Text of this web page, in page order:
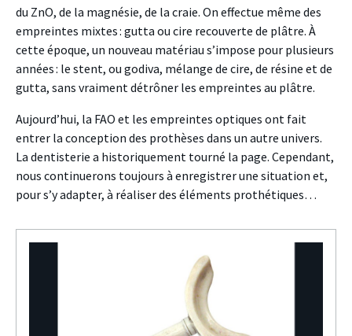
du ZnO, de la magnésie, de la craie. On effectue même des
empreintes mixtes : gutta ou cire recouverte de plâtre. À
cette époque, un nouveau matériau s’impose pour plusieurs
années : le stent, ou godiva, mélange de cire, de résine et de
gutta, sans vraiment détrôner les empreintes au plâtre.
Aujourd’hui, la FAO et les empreintes optiques ont fait
entrer la conception des prothèses dans un autre univers.
La dentisterie a historiquement tourné la page. Cependant,
nous continuerons toujours à enregistrer une situation et,
pour s’y adapter, à réaliser des éléments prothétiques…